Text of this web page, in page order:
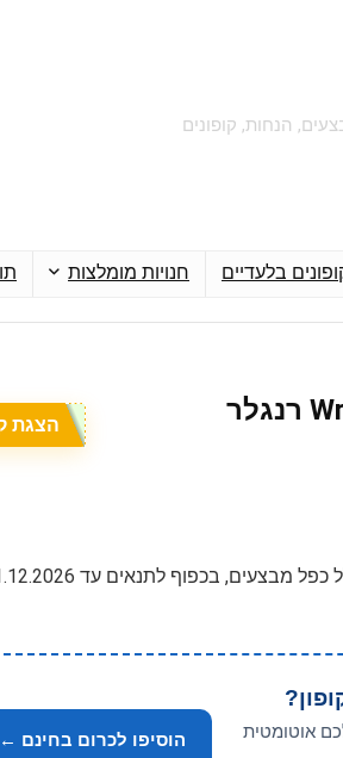
הנחות, קופונים
בלעדיים חנויות מומלצות
הצגת
אוטומטית
הוסיפו לכרום בחינם ←